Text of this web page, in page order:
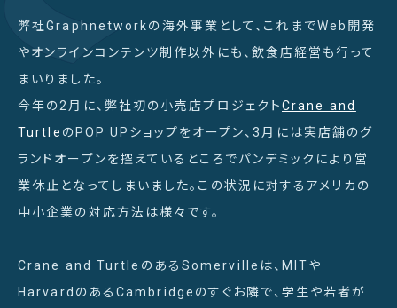
弊社Graphnetworkの海外事業として、これまでWeb開発
やオンラインコンテンツ制作以外にも、飲食店経営も行って
まいりました。
今年の2月に、弊社初の小売店プロジェクトCrane and
Turtle のPOP UPショップをオープン、3月には実店舗のグ
ランドオープンを控えているところでパンデミックにより営
業休止となってしまいました。この状況に対するアメリカの
中小企業の対応方法は様々です。
Crane and TurtleのあるSomervilleは、MITや
HarvardのあるCambridgeのすぐお隣で、学生や若者が